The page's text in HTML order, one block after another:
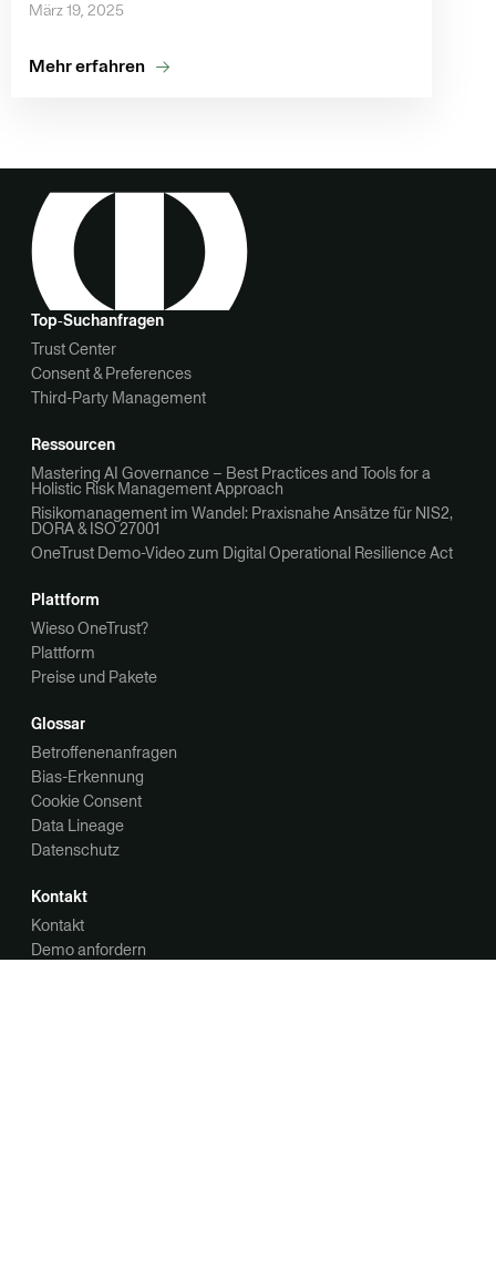
März 19, 2025
Mehr erfahren
Top‑Suchanfragen
Trust Center
Consent & Preferences
Third-Party Management
Ressourcen
Mastering AI Governance – Best Practices and Tools for a
Holistic Risk Management Approach
Risikomanagement im Wandel: Praxisnahe Ansätze für NIS2,
DORA & ISO 27001
OneTrust Demo-Video zum Digital Operational Resilience Act
Plattform
Wieso OneTrust?
Plattform
Preise und Pakete
Glossar
Betroffenenanfragen
Bias-Erkennung
Cookie Consent
Data Lineage
Datenschutz
Kontakt
Kontakt
Demo anfordern